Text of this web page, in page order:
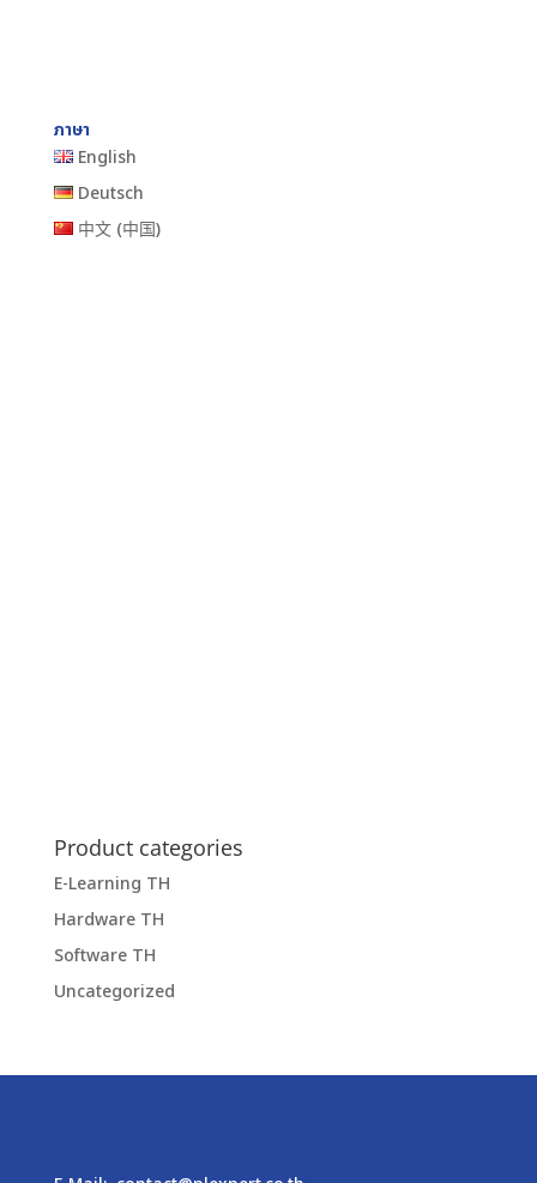
ภาษา
English
Deutsch
中文 (中国)
Product categories
E-Learning TH
Hardware TH
Software TH
Uncategorized